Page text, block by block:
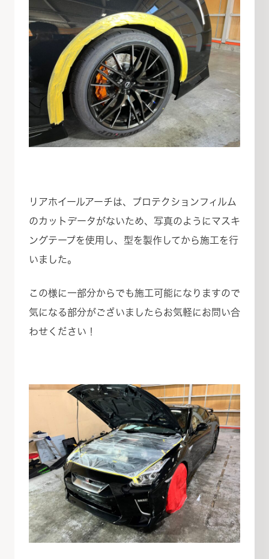
リアホイールアーチは、プロテクションフィルム
のカットデータがないため、写真のようにマスキ
ングテープを使用し、型を製作してから施工を行
いました。
この様に一部分からでも施工可能になりますので
気になる部分がございましたらお気軽にお問い合
わせください！